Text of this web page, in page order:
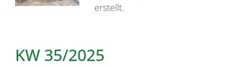
erstellt.
KW 35/2025